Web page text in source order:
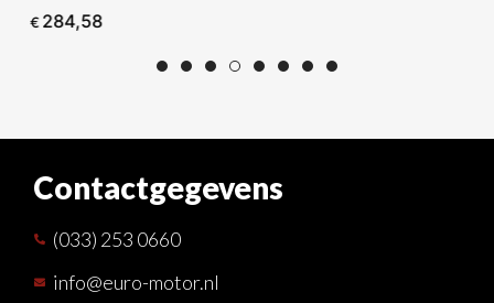
284,58
Contactgegevens
(033) 253 0660
info@euro-motor.nl